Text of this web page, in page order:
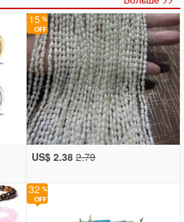
15
US$ 2.38 2.79
32